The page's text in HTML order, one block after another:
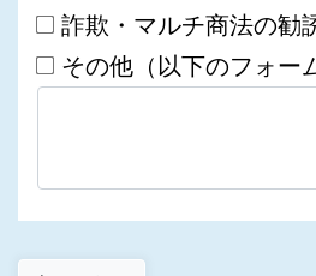
詐欺・マルチ商法の勧
その他（以下のフォー